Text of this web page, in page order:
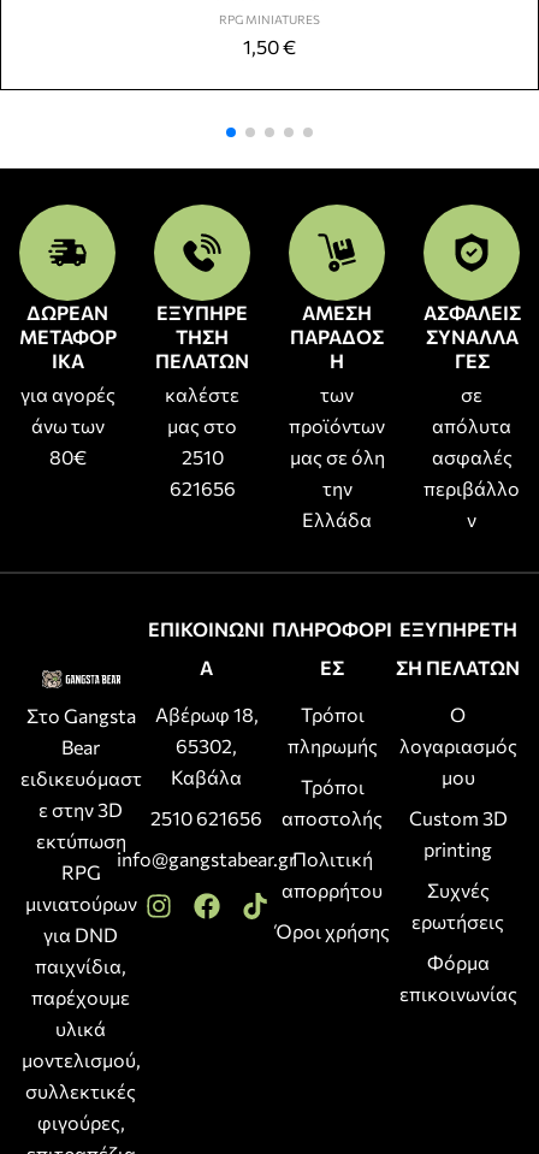
RPG MINIATURES
1,50€
ΔΩΡΕΑΝ
ΜΕΤΑΦΟΡ
ΙΚΑ
για αγορές
άνω των
80€
ΕΞΥΠΗΡΕ
ΤΗΣΗ
ΠΕΛΑΤΩΝ
καλέστε
μας στο
2510
621656
ΑΜΕΣΗ
ΠΑΡΑΔΟΣ
Η
των
προϊόντων
μας σε όλη
την
Ελλάδα
ΑΣΦΑΛΕΙΣ
ΣΥΝΑΛΛΑ
ΓΕΣ
σε
απόλυτα
ασφαλές
περιβάλλο
ν
Στο Gangsta
Bear
ειδικευόμαστ
ε στην 3D
εκτύπωση
RPG
μινιατούρων
για DND
παιχνίδια,
παρέχουμε
υλικά
μοντελισμού,
συλλεκτικές
φιγούρες,
ΕΠΙΚΟΙΝΩΝΙ
Α
Αβέρωφ 18,
65302,
Καβάλα
2510 621656
info@gangstabear.gr
ΠΛΗΡΟΦΟΡΙ
ΕΣ
Τρόποι
πληρωμής
Τρόποι
αποστολής
Πολιτική
απορρήτου
Όροι χρήσης
ΕΞΥΠΗΡΕΤΗ
ΣΗ ΠΕΛΑΤΩΝ
Ο
λογαριασμός
μου
Custom 3D
printing
Συχνές
ερωτήσεις
Φόρμα
επικοινωνίας